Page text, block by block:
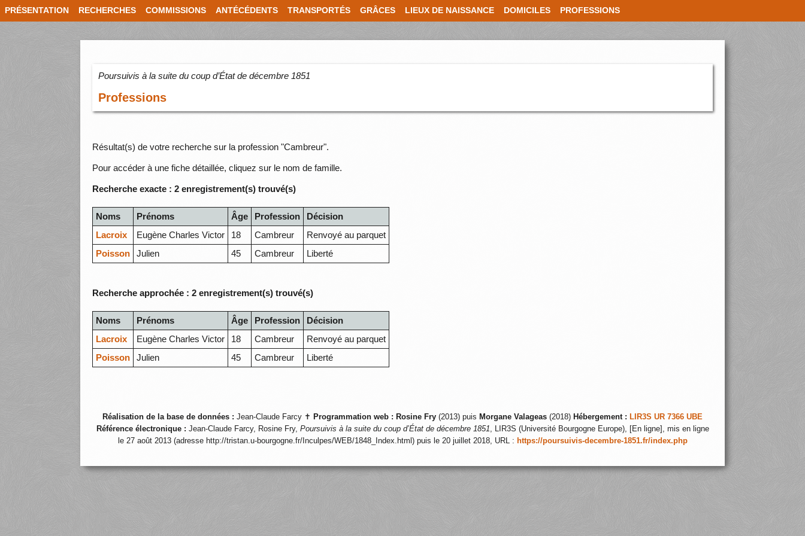
PRÉSENTATION RECHERCHES COMMISSIONS ANTÉCÉDENTS TRANSPORTÉS GRÂCES LIEUX DE NAISSANCE DOMICILES PROFESSIONS
Poursuivis à la suite du coup d’État de décembre 1851
Professions
Résultat(s) de votre recherche sur la profession "Cambreur".
Pour accéder à une fiche détaillée, cliquez sur le nom de famille.
Recherche exacte : 2 enregistrement(s) trouvé(s)
Noms Prénoms Âge Profession
Décision
Lacroix
Eugène Charles Victor 18 Cambreur
Renvoyé au parquet
Poisson
Julien 45 Cambreur Liberté
Recherche approchée : 2 enregistrement(s) trouvé(s)
Noms Prénoms Âge Profession
Décision
Lacroix
Eugène Charles Victor 18 Cambreur
Renvoyé au parquet
Poisson
Julien 45 Cambreur Liberté
Réalisation de la base de données : Jean-Claude Farcy ✝ Programmation web : Rosine Fry (2013) puis Morgane Valageas (2018) Hébergement : LIR3S UR 7366 UBE
Référence électronique : Jean-Claude Farcy, Rosine Fry, Poursuivis à la suite du coup d’État de décembre 1851 , LIR3S (Université Bourgogne Europe), [En ligne], mis en ligne
le 27 août 2013 (adresse http://tristan.u-bourgogne.fr/Inculpes/WEB/1848_Index.html) puis le 20 juillet 2018, URL : https://poursuivis-decembre-1851.fr/index.php